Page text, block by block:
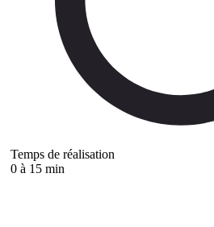
Temps de réalisation
0 à 15 min